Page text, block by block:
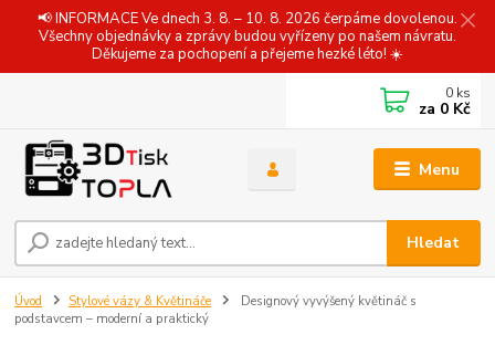
📢 INFORMACE Ve dnech 3. 8. – 10. 8. 2026 čerpáme dovolenou.
Všechny objednávky a zprávy budou vyřízeny po našem návratu.
Děkujeme za pochopení a přejeme hezké léto! ☀️
Menu
Hledat
0 ks
za 0 Kč
Úvod Stylové vázy & Květináče
Designový vyvýšený květináč s
podstavcem – moderní a praktický